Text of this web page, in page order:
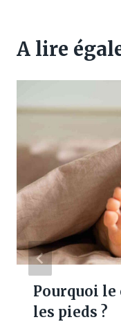
A lire
Pourquoi
les pieds ?